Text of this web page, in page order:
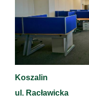
Koszalin
ul. Racławicka